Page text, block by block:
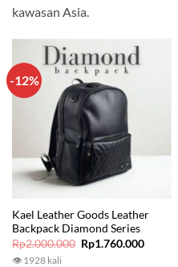
kawasan Asia.
-12%
Kael Leather Goods Leather
Backpack Diamond Series
Rp2.000.000 Original
price
Rp1.760.000Current
👁 1928 kali